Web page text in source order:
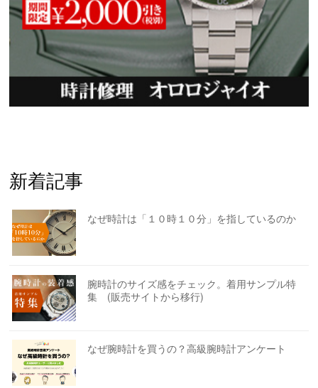
新着記事
なぜ時計は「１０時１０分」を指しているのか
腕時計のサイズ感をチェック。着用サンプル特
集 (販売サイトから移行)
なぜ腕時計を買うの？高級腕時計アンケート